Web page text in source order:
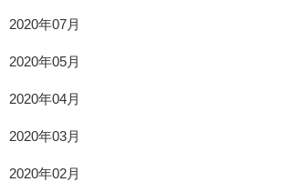
2020年07月
2020年05月
2020年04月
2020年03月
2020年02月